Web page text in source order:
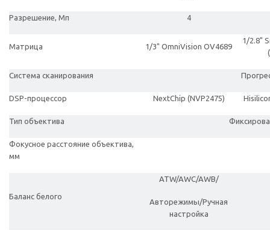
Разрешение, Мп 4
Матрица 1/3" OmniVision OV4689
1/2.8"
Система сканирования
DSP-процессор NextChip (NVP2475)
Тип объектива
Фокусное расстояние объектива,
мм
Баланс белого
ATW/AWC/AWB/
Авторежимы/Ручная
настройка